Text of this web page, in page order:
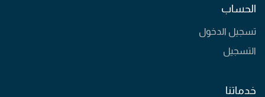
الحساب
تسجيل الدخول
التسجيل
خدماتنا